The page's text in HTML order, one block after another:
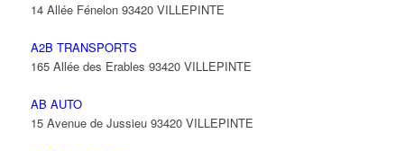
14 Allée Fénelon 93420 VILLEPINTE
A2B TRANSPORTS
165 Allée des Erables 93420 VILLEPINTE
AB AUTO
15 Avenue de Jussieu 93420 VILLEPINTE